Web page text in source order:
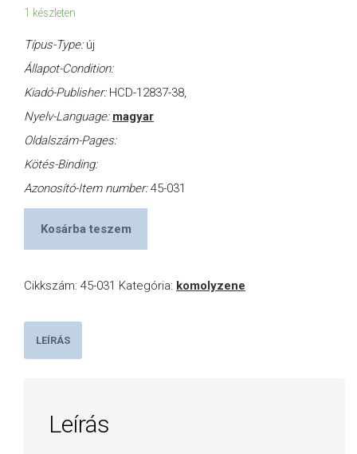
1 készleten
Típus-Type: új
Állapot-Condition:
Kiadó-Publisher: HCD-12837-38,
Nyelv-Language: magyar
Oldalszám-Pages:
Kötés-Binding:
Azonosító-Item number:45-031
Kosárba teszem
Cikkszám: 45-031 Kategória: komolyzene
LEÍRÁS
Leírás